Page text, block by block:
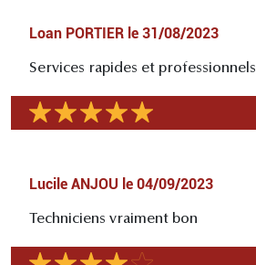
Loan PORTIER le 31/08/2023
Services rapides et professionnels
Lucile ANJOU le 04/09/2023
Techniciens vraiment bon